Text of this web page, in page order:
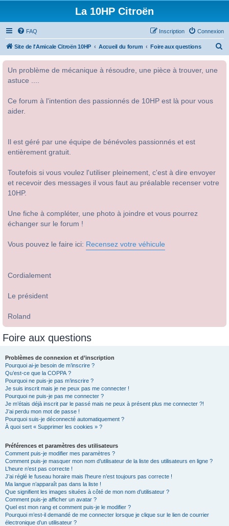
La 10HP Citroën
FAQ Connexion
Inscription
Site de l'Amicale Citroën 10HP Accueil du forum Foire aux questions
Un problème de mécanique à résoudre, une pièce à trouver, une
astuce ....
Ce forum à l'intention des passionnés de 10HP est là pour vous
aider.
Il est géré par une équipe de bénévoles passionnés et est
entièrement gratuit.
Toutefois si vous voulez l'utiliser pleinement, c'est à dire envoyer
et recevoir des messages il vous faut au préalable recenser votre
10HP.
Une fiche à compléter, une photo à joindre et vous pourrez
échanger sur le forum !
Vous pouvez le faire ici: Recensez votre véhicule
Cordialement
Le président
Roland
Foire aux questions
Problèmes de connexion et d’inscription
Pourquoi ai-je besoin de m’inscrire ?
Qu’est-ce que la COPPA ?
Pourquoi ne puis-je pas m’inscrire ?
Je suis inscrit mais je ne peux pas me connecter !
Pourquoi ne puis-je pas me connecter ?
Je m’étais déjà inscrit par le passé mais ne peux à présent plus me connecter ?!
J’ai perdu mon mot de passe !
Pourquoi suis-je déconnecté automatiquement ?
À quoi sert « Supprimer les cookies » ?
Préférences et paramètres des utilisateurs
Comment puis-je modifier mes paramètres ?
Comment puis-je masquer mon nom d’utilisateur de la liste des utilisateurs en ligne ?
L’heure n’est pas correcte !
J’ai réglé le fuseau horaire mais l’heure n’est toujours pas correcte !
Ma langue n’apparaît pas dans la liste !
Que signifient les images situées à côté de mon nom d’utilisateur ?
Comment puis-je afficher un avatar ?
Quel est mon rang et comment puis-je le modifier ?
Pourquoi m’est-il demandé de me connecter lorsque je clique sur le lien de courrier
électronique d’un utilisateur ?